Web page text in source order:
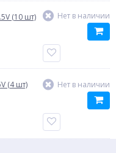
(10 шт) Нет в наличии
(4 шт)
Нет в наличии